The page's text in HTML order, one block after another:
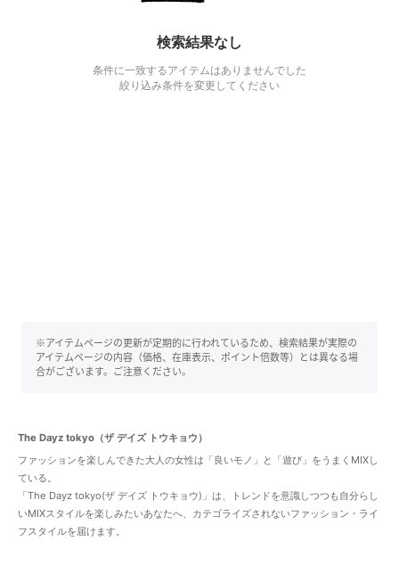
検索結果なし
条件に一致するアイテムはありませんでした
絞り込み条件を変更してください
※アイテムページの更新が定期的に行われているため、検索結果が実際の
アイテムページの内容（価格、在庫表示、ポイント倍数等）とは異なる場
合がございます。ご注意ください。
The Dayz tokyo（ザ デイズ トウキョウ）
ファッションを楽しんできた大人の女性は「良いモノ」と「遊び」をうまくMIXし
ている。
「The Dayz tokyo(ザ デイズ トウキョウ)」は、トレンドを意識しつつも自分らし
いMIXスタイルを楽しみたいあなたへ、カテゴライズされないファッション・ライ
フスタイルを届けます。